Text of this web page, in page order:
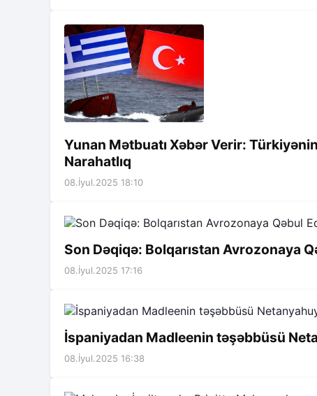
Yunan Mətbuatı Xəbər Verir:
Narahatlıq
08.İyul.2025 18:10
Son Dəqiqə: Bolqarıstan Avrozonaya
08.İyul.2025 17:16
İspaniyadan Madleenin təşəbbüsü
08.İyul.2025 16:38